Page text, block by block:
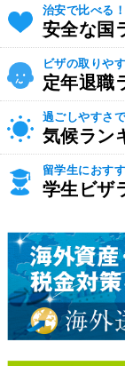
治安で比べる！
安全な国
ビザの取りや
定年退職
過ごしやすさ
気候ラン
留学生におす
学生ビザ